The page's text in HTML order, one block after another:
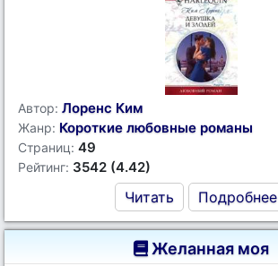
Автор: Лоренс Ким
Жанр: Короткие любовные романы
Страниц: 49
Рейтинг: 3542 (4.42)
Читать Подробнее
Желанная моя